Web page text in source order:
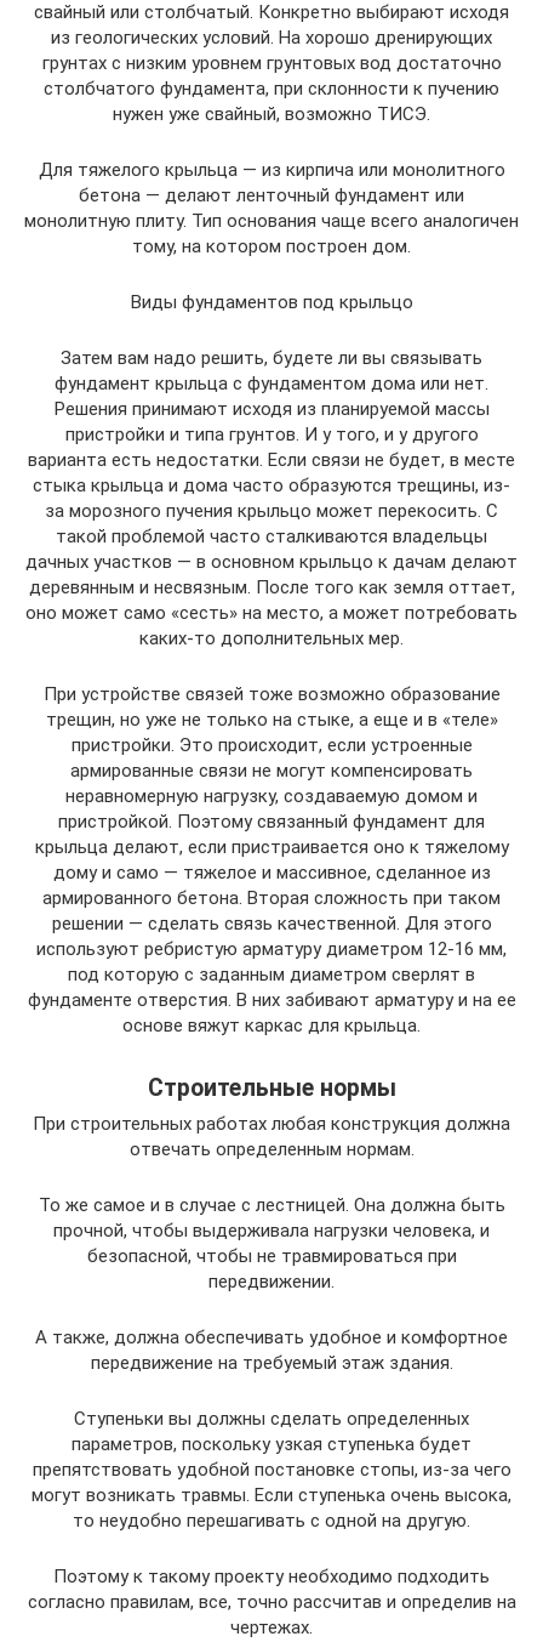
свайный или столбчатый. Конкретно выбирают исходя
из геологических условий. На хорошо дренирующих
грунтах с низким уровнем грунтовых вод достаточно
столбчатого фундамента, при склонности к пучению
нужен уже свайный, возможно ТИСЭ.
Для тяжелого крыльца — из кирпича или монолитного
бетона — делают ленточный фундамент или
монолитную плиту. Тип основания чаще всего аналогичен
тому, на котором построен дом.
Виды фундаментов под крыльцо
Затем вам надо решить, будете ли вы связывать
фундамент крыльца с фундаментом дома или нет.
Решения принимают исходя из планируемой массы
пристройки и типа грунтов. И у того, и у другого
варианта есть недостатки. Если связи не будет, в месте
стыка крыльца и дома часто образуются трещины, из-
за морозного пучения крыльцо может перекосить. С
такой проблемой часто сталкиваются владельцы
дачных участков — в основном крыльцо к дачам делают
деревянным и несвязным. После того как земля оттает,
оно может само «сесть» на место, а может потребовать
каких-то дополнительных мер.
При устройстве связей тоже возможно образование
трещин, но уже не только на стыке, а еще и в «теле»
пристройки. Это происходит, если устроенные
армированные связи не могут компенсировать
неравномерную нагрузку, создаваемую домом и
пристройкой. Поэтому связанный фундамент для
крыльца делают, если пристраивается оно к тяжелому
дому и само — тяжелое и массивное, сделанное из
армированного бетона. Вторая сложность при таком
решении — сделать связь качественной. Для этого
используют ребристую арматуру диаметром 12-16 мм,
под которую с заданным диаметром сверлят в
фундаменте отверстия. В них забивают арматуру и на ее
основе вяжут каркас для крыльца.
Строительные нормы
При строительных работах любая конструкция должна
отвечать определенным нормам.
То же самое и в случае с лестницей. Она должна быть
прочной, чтобы выдерживала нагрузки человека, и
безопасной, чтобы не травмироваться при
передвижении.
А также, должна обеспечивать удобное и комфортное
передвижение на требуемый этаж здания.
Ступеньки вы должны сделать определенных
параметров, поскольку узкая ступенька будет
препятствовать удобной постановке стопы, из-за чего
могут возникать травмы. Если ступенька очень высока,
то неудобно перешагивать с одной на другую.
Поэтому к такому проекту необходимо подходить
согласно правилам, все, точно рассчитав и определив на
чертежах.